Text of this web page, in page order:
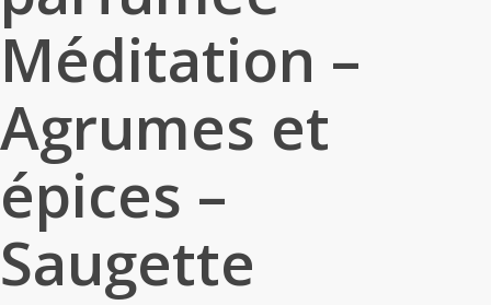
Méditation –
Agrumes et
épices –
Saugette